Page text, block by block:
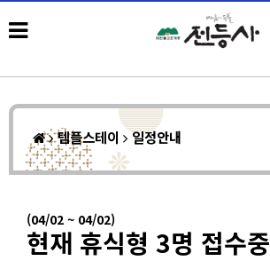
템플스테이 일정안내
(04/02 ~ 04/02)
현재 휴식형 3명 접수중